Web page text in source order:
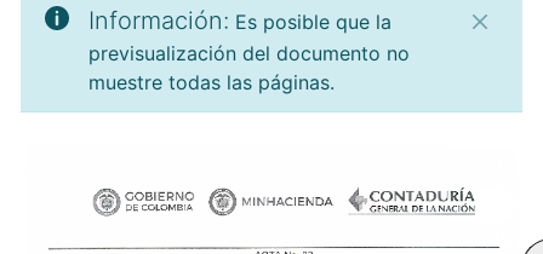
Información: Es posible que la
previsualización del documento no
muestre todas las páginas.